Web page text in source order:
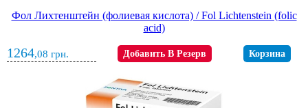
Фол Лихтенштейн (фолиевая кислота) / Fol Lichtenstein (folic
acid)
1264,08 грн. Добавить В Резерв Корзина